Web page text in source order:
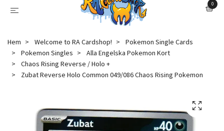
0
Hem Welcome to RA Cardshop!
Pokemon Single Cards
Pokemon Singles
Alla Engelska Pokemon Kort
Chaos Rising Reverse / Holo +
Zubat Reverse Holo Common 049/086 Chaos Rising Pokemon